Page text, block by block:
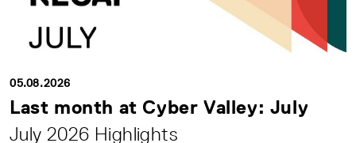
05.08.2026
Last month at Cyber Valley: July
July 2026 Highlights